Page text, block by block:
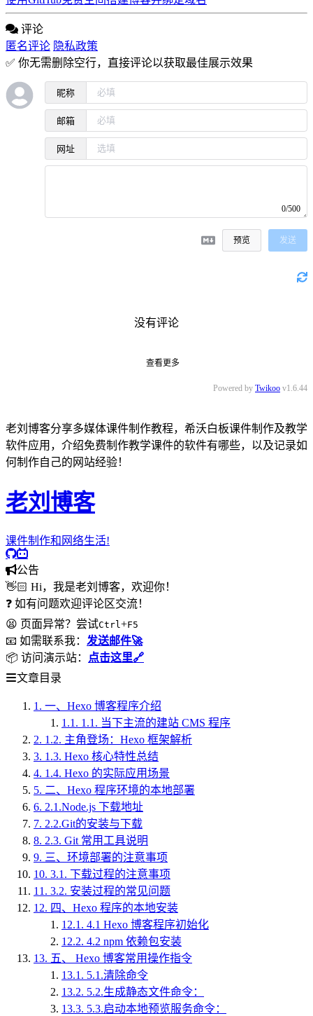
评论
匿名评论 隐私政策
✅ 你无需删除空行，直接评论以获取最佳展示效果
昵称
邮箱
网址
0/500
预览 发送
没有评论
查看更多
Powered by Twikoo v1.6.44
老刘博客分享多媒体课件制作教程，希沃白板课件制作及教学
软件应用，介绍免费制作教学课件的软件有哪些，以及记录如
何制作自己的网站经验！
老刘博客
课件制作和网络生活!
公告
👋🏻 Hi，我是老刘博客，欢迎你！
❓ 如有问题欢迎评论区交流！
😫 页面异常？尝试Ctrl+F5
📧 如需联系我： 发送邮件🚀
📦 访问演示站：
点击这里🔗
文章目录
1. 一、Hexo 博客程序介绍
1.1. 1.1. 当下主流的建站 CMS 程序
2. 1.2. 主角登场：Hexo 框架解析
3. 1.3. Hexo 核心特性总结
4. 1.4. Hexo 的实际应用场景
5. 二、Hexo 程序环境的本地部署
6. 2.1.Node.js 下载地址
7. 2.2.Git的安装与下载
8. 2.3. Git 常用工具说明
9. 三、环境部署的注意事项
10. 3.1. 下载过程的注意事项
11. 3.2. 安装过程的常见问题
12. 四、Hexo 程序的本地安装
12.1. 4.1 Hexo 博客程序初始化
12.2. 4.2 npm 依赖包安装
13. 五、 Hexo 博客常用操作指令
13.1. 5.1.清除命令
13.2. 5.2.生成静态文件命令：
13.3. 5.3.启动本地预览服务命令：